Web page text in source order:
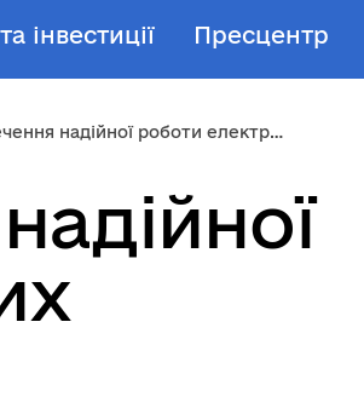
інвестиції Пресцентр
надійної роботи електричних мереж